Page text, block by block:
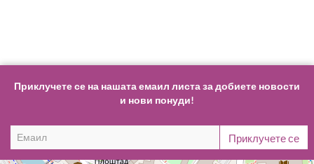
Приклучете се на нашата емаил листа за добиете новости
и нови понуди!